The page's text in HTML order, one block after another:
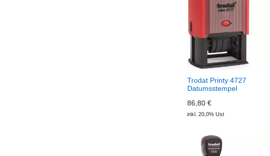
Trodat Printy 4727
Datumsstempel
86,80 €
inkl. 20,0% Ust